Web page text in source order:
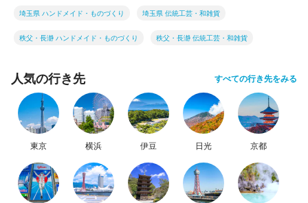
埼玉県 ハンドメイド・ものづくり 埼玉県 伝統工芸・和雑貨
秩父・長瀞 ハンドメイド・ものづくり 秩父・長瀞 伝統工芸・和雑貨
人気の行き先 すべての行き先をみる
東京 横浜 伊豆 日光 京都